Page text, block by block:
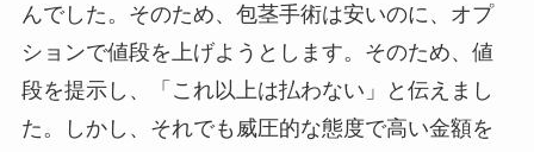
んでした。そのため、包茎手術は安いのに、オプ
ションで値段を上げようとします。そのため、値
段を提示し、「これ以上は払わない」と伝えまし
た。しかし、それでも威圧的な態度で高い金額を